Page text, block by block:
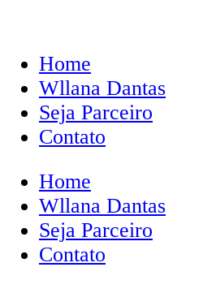
Home
Wllana Dantas
Seja Parceiro
Contato
Home
Wllana Dantas
Seja Parceiro
Contato